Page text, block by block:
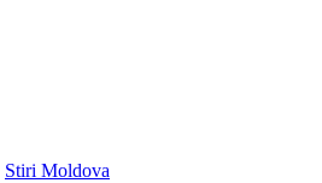
Stiri Moldova